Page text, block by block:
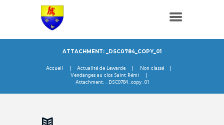
ATTACHMENT: _DSC0784_COPY_01
Accueil Actualité de Lewarde
Non classé
Vendanges au clos Saint Rémi
Attachment: _DSC0784_copy_01